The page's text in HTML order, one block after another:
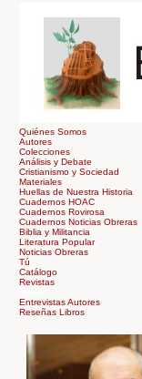
Quiénes Somos
Autores
Colecciones
Análisis y Debate
Cristianismo y Sociedad
Materiales
Huellas de Nuestra Historia
Cuadernos HOAC
Cuadernos Rovirosa
Cuadernos Noticias Obreras
Biblia y Militancia
Literatura Popular
Noticias Obreras
Tú
Catálogo
Revistas
Entrevistas Autores
Reseñas Libros